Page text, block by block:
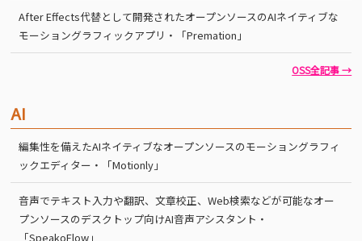
After Effects代替として開発されたオープンソースのAIネイティブな
モーショングラフィックアプリ・「Premation」
OSS全記事 →
AI
編集性を備えたAIネイティブなオープンソースのモーショングラフィ
ックエディター・「Motionly」
音声でテキスト入力や翻訳、文章校正、Web検索などが可能なオー
プンソースのデスクトップ向けAI音声アシスタント・
「SpeakoFlow」